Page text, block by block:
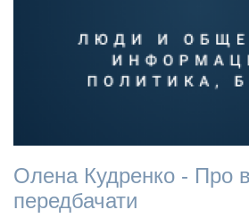
Олена Кудренко - Про
передбачати